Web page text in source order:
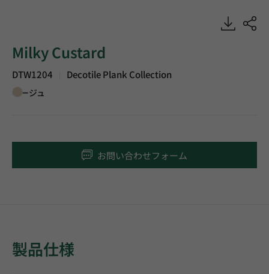
Milky Custard, Decotile Plank, Luxury Vinyl Tile, HFLOR
Milky Custard
DTW1204 Decotile Plank Collection
ベージュ
お問い合わせフォーム
製品仕様